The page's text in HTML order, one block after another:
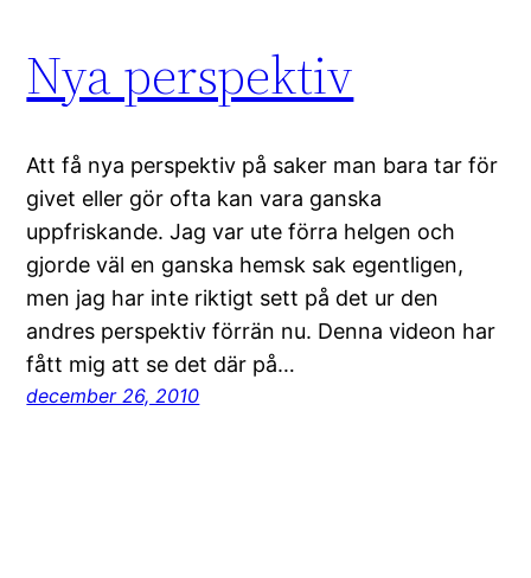
Nya perspektiv
Att få nya perspektiv på saker man bara tar för
givet eller gör ofta kan vara ganska
uppfriskande. Jag var ute förra helgen och
gjorde väl en ganska hemsk sak egentligen,
men jag har inte riktigt sett på det ur den
andres perspektiv förrän nu. Denna videon har
fått mig att se det där på…
december 26, 2010